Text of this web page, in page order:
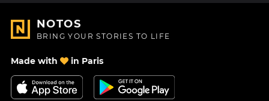
NOTOS
BRING YOUR STORIES TO LIFE
Made with in Paris